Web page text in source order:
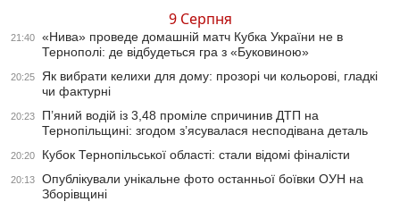
9 Серпня
21:40
«Нива» проведе домашній матч Кубка України не в
Тернополі: де відбудеться гра з «Буковиною»
20:25
Як вибрати келихи для дому: прозорі чи кольорові, гладкі
чи фактурні
20:23
П’яний водій із 3,48 проміле спричинив ДТП на
Тернопільщині: згодом з’ясувалася несподівана деталь
20:20 Кубок Тернопільської області: стали відомі фіналісти
20:13
Опублікували унікальне фото останньої боївки ОУН на
Зборівщині